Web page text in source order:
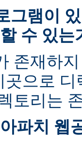
그램이
수 있는
존재하
곳으로
토리는
파치 웹